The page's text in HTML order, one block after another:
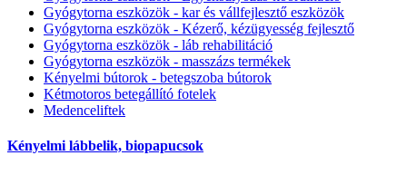
Gyógytorna eszközök - kar és vállfejlesztő eszközök
Gyógytorna eszközök - Kézerő, kézügyesség fejlesztő
Gyógytorna eszközök - láb rehabilitáció
Gyógytorna eszközök - masszázs termékek
Kényelmi bútorok - betegszoba bútorok
Kétmotoros betegállító fotelek
Medenceliftek
Kényelmi lábbelik, biopapucsok